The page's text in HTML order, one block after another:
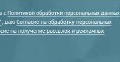
с Политикой обработки персональных данных
, даю Согласие на обработку персональных
на получение рассылок и рекламных